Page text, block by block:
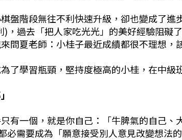
盤階段無往不利快速升級，卻也變成了
，過去「把人家吃光光」的美好經驗阻礙
問夏老師：小桂子最近成績都很不理想，
了學習瓶頸，堅持度極高的小桂，在中級
有一個，就是你自己：「牛脾氣的自己、
必需要成為「願意接受別人意見改變想法